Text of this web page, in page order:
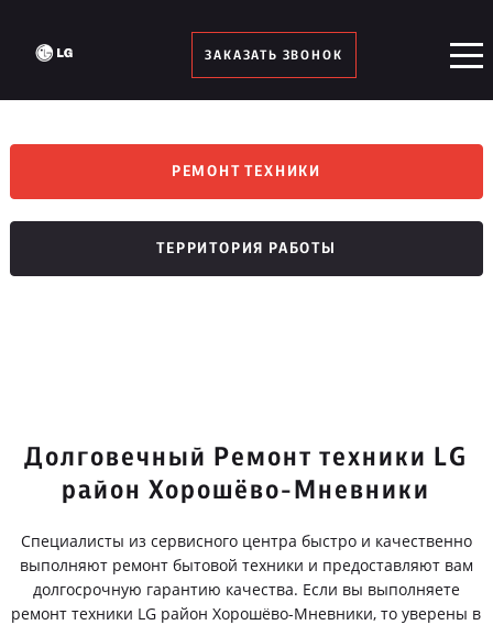
ЗАКАЗАТЬ ЗВОНОК
РЕМОНТ ТЕХНИКИ
ТЕРРИТОРИЯ РАБОТЫ
Долговечный Ремонт техники LG
район Хорошёво-Мневники
Специалисты из сервисного центра быстро и качественно
выполняют ремонт бытовой техники и предоставляют вам
долгосрочную гарантию качества. Если вы выполняете
ремонт техники LG район Хорошёво-Мневники, то уверены в